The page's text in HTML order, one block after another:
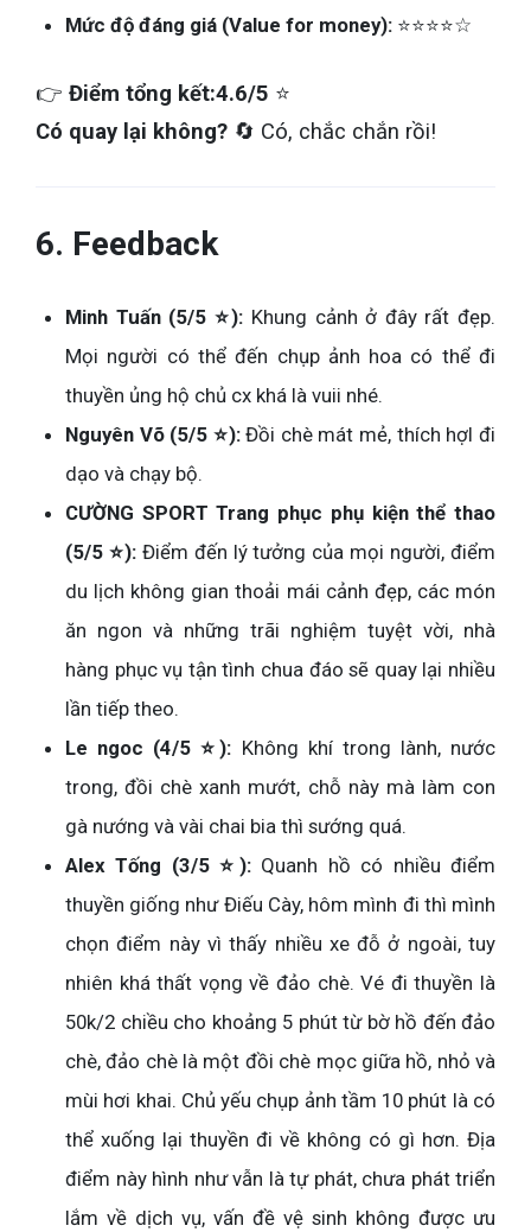
Mức độ đáng giá (Value for money): ⭐⭐⭐⭐☆
👉 Điểm tổng kết:4.6/5 ⭐
Có quay lại không? 🔄 Có, chắc chắn rồi!
6. Feedback
Minh Tuấn (5/5 ⭐): Khung cảnh ở đây rất đẹp.
Mọi người có thể đến chụp ảnh hoa có thể đi
thuyền ủng hộ chủ cx khá là vuii nhé.
Nguyên Võ (5/5 ⭐):Đồi chè mát mẻ, thích hợl đi
dạo và chạy bộ.
CƯỜNG SPORT Trang phục phụ kiện thể thao
(5/5 ⭐):Điểm đến lý tưởng của mọi người, điểm
du lịch không gian thoải mái cảnh đẹp, các món
ăn ngon và những trãi nghiệm tuyệt vời, nhà
hàng phục vụ tận tình chua đáo sẽ quay lại nhiều
lần tiếp theo.
Le ngoc (4/5 ⭐): Không khí trong lành, nước
trong, đồi chè xanh mướt, chỗ này mà làm con
gà nướng và vài chai bia thì sướng quá.
Alex Tống (3/5 ⭐):Quanh hồ có nhiều điểm
thuyền giống như Điếu Cày, hôm mình đi thì mình
chọn điểm này vì thấy nhiều xe đỗ ở ngoài, tuy
nhiên khá thất vọng về đảo chè. Vé đi thuyền là
50k/2 chiều cho khoảng 5 phút từ bờ hồ đến đảo
chè, đảo chè là một đồi chè mọc giữa hồ, nhỏ và
mùi hơi khai. Chủ yếu chụp ảnh tầm 10 phút là có
thể xuống lại thuyền đi về không có gì hơn. Địa
điểm này hình như vẫn là tự phát, chưa phát triển
lắm về dịch vụ, vấn đề vệ sinh không được ưu